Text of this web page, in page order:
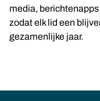
media,
zodat elk lid een
gezamenlijke jaar.